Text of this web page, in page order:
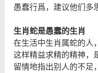
愚蠢行爲，建议他们多
生肖蛇是愚蠢的生肖
在生活中生肖属蛇的人
这样精益求精的精神，
留情地指出别人的不足